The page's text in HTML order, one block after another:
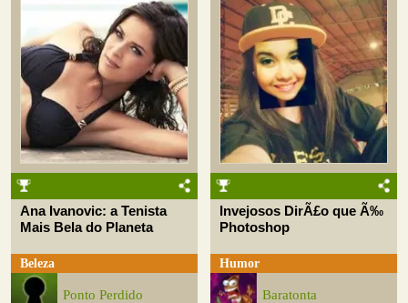
Ana Ivanovic: a Tenista
Mais Bela do Planeta
Beleza
Ponto Perdido
Invejosos DirÃ£o que Ã‰
Photoshop
Humor
Baratonta